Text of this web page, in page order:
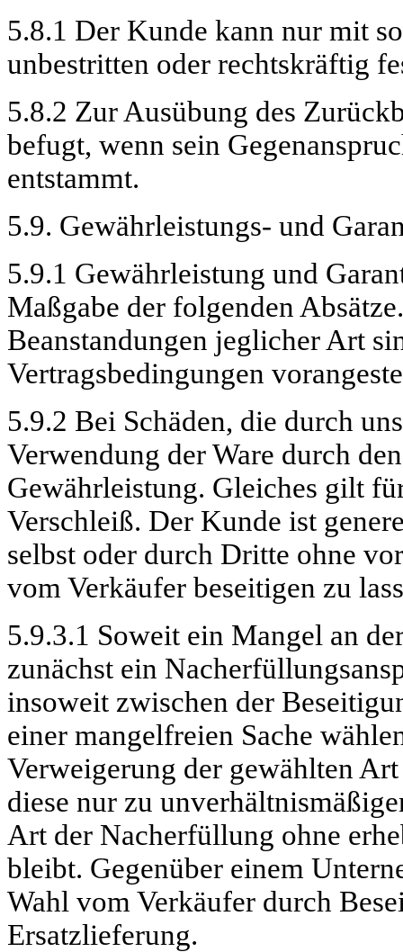
5.8.1 Der Kunde kann nur mit
unbestritten oder rechtskräftig
5.8.2 Zur Ausübung des
befugt, wenn sein
entstammt.
5.9. Gewährleistungs- und
5.9.1 Gewährleistung und
Maßgabe der folgenden
Beanstandungen jeglicher Art
Vertragsbedingungen
5.9.2 Bei Schäden, die durch
Verwendung der Ware durch
Gewährleistung. Gleiches gilt
Verschleiß. Der Kunde ist
selbst oder durch Dritte ohne
vom Verkäufer beseitigen zu
5.9.3.1 Soweit ein Mangel an
zunächst ein
insoweit zwischen der
einer mangelfreien Sache
Verweigerung der gewählten
diese nur zu
Art der Nacherfüllung ohne
bleibt. Gegenüber einem
Wahl vom Verkäufer durch
Ersatzlieferung.